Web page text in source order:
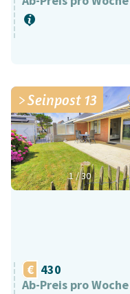
1/30
Seinpost 13
430
Ab-Preis pro Woche